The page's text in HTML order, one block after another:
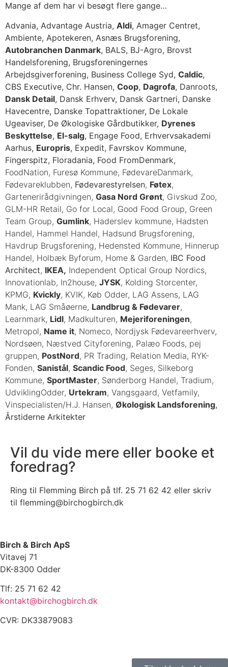
Mange af dem har vi besøgt flere gange…
Advania, Advantage Austria, Aldi, Amager Centret,
Ambiente, Apotekeren, Asnæs Brugsforening,
Autobranchen Danmark, BALS, BJ-Agro, Brovst
Handelsforening, Brugsforeningernes
Arbejdsgiverforening, Business College Syd, Caldic,
CBS Executive, Chr. Hansen, Coop, Dagrofa, Danroots,
Dansk Detail, Dansk Erhverv, Dansk Gartneri, Danske
Havecentre, Danske Topattraktioner, De Lokale
Ugeaviser, De Økologiske Gårdbutikker, Dyrenes
Beskyttelse, El-salg, Engage Food, Erhvervsakademi
Aarhus, Europris, Expedit, Favrskov Kommune,
Fingerspitz, Floradania, Food FromDenmark,
FoodNation, Furesø Kommune, FødevareDanmark,
Fødevareklubben, Fødevarestyrelsen, Føtex,
Gartenerirådgivningen, Gasa Nord Grønt, Givskud Zoo,
GLM-HR Retail, Go for Local, Good Food Group, Green
Team Group, Gumlink, Haderslev kommune, Hadsten
Handel, Hammel Handel, Hadsund Brugsforening,
Havdrup Brugsforening, Hedensted Kommune, Hinnerup
Handel, Holbæk Byforum, Home & Garden, IBC Food
Architect, IKEA, Independent Optical Group Nordics,
Innovationlab, In2house, JYSK, Kolding Storcenter,
KPMG, Kvickly, KVIK, Køb Odder, LAG Assens, LAG
Mank, LAG Småøerne, Landbrug & Fødevarer,
Learnmark, Lidl, Madkulturen, Mejeriforeningen,
Metropol, Name it, Nomeco, Nordjysk Fødevareerhverv,
Nordsøen, Næstved Cityforening, Palæo Foods, pej
gruppen, PostNord, PR Trading, Relation Media, RYK-
Fonden, Sanistål, Scandic Food, Seges, Silkeborg
Kommune, SportMaster, Sønderborg Handel, Tradium,
UdviklingOdder, Urtekram, Vangsgaard, Vetfamily,
Vinspecialisten/H.J. Hansen, Økologisk Landsforening,
Årstiderne Arkitekter
Vil du vide mere eller booke et
foredrag?
Ring til Flemming Birch på tlf. 25 71 62 42 eller skriv
til flemming@birchogbirch.dk
Birch & Birch ApS
Vitavej 71
DK-8300 Odder
Tlf: 25 71 62 42
kontakt@birchogbirch.dk
CVR: DK33879083